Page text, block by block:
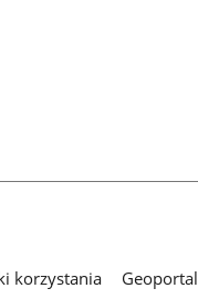
korzystania
Geoportal